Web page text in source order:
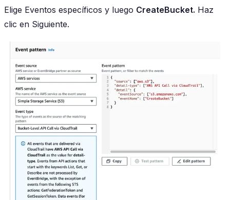
Elige Eventos específicos y luego CreateBucket. Haz
clic en Siguiente.